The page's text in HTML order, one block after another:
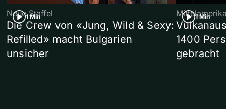
1 Min
Neue Staffel
Die Crew von «Jung, Wild & Sexy:
Refilled» macht Bulgarien
unsicher
1 Min
1400
gebracht